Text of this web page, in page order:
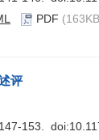
PDF
评
153. doi: